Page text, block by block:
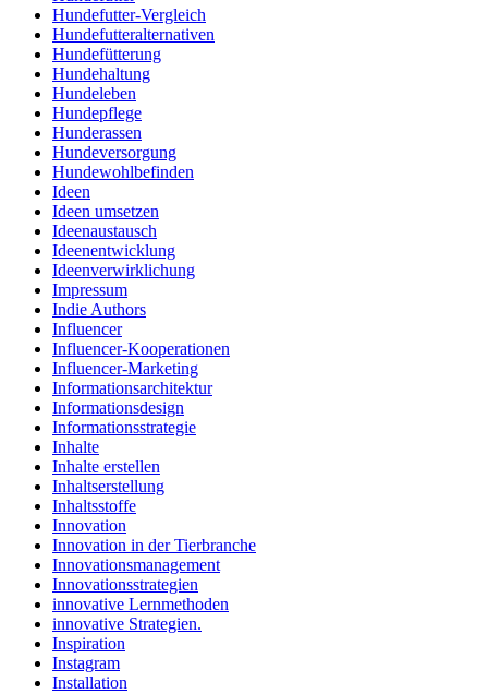
Hundefutter-Vergleich
Hundefutteralternativen
Hundefütterung
Hundehaltung
Hundeleben
Hundepflege
Hunderassen
Hundeversorgung
Hundewohlbefinden
Ideen
Ideen umsetzen
Ideenaustausch
Ideenentwicklung
Ideenverwirklichung
Impressum
Indie Authors
Influencer
Influencer-Kooperationen
Influencer-Marketing
Informationsarchitektur
Informationsdesign
Informationsstrategie
Inhalte
Inhalte erstellen
Inhaltserstellung
Inhaltsstoffe
Innovation
Innovation in der Tierbranche
Innovationsmanagement
Innovationsstrategien
innovative Lernmethoden
innovative Strategien.
Inspiration
Instagram
Installation